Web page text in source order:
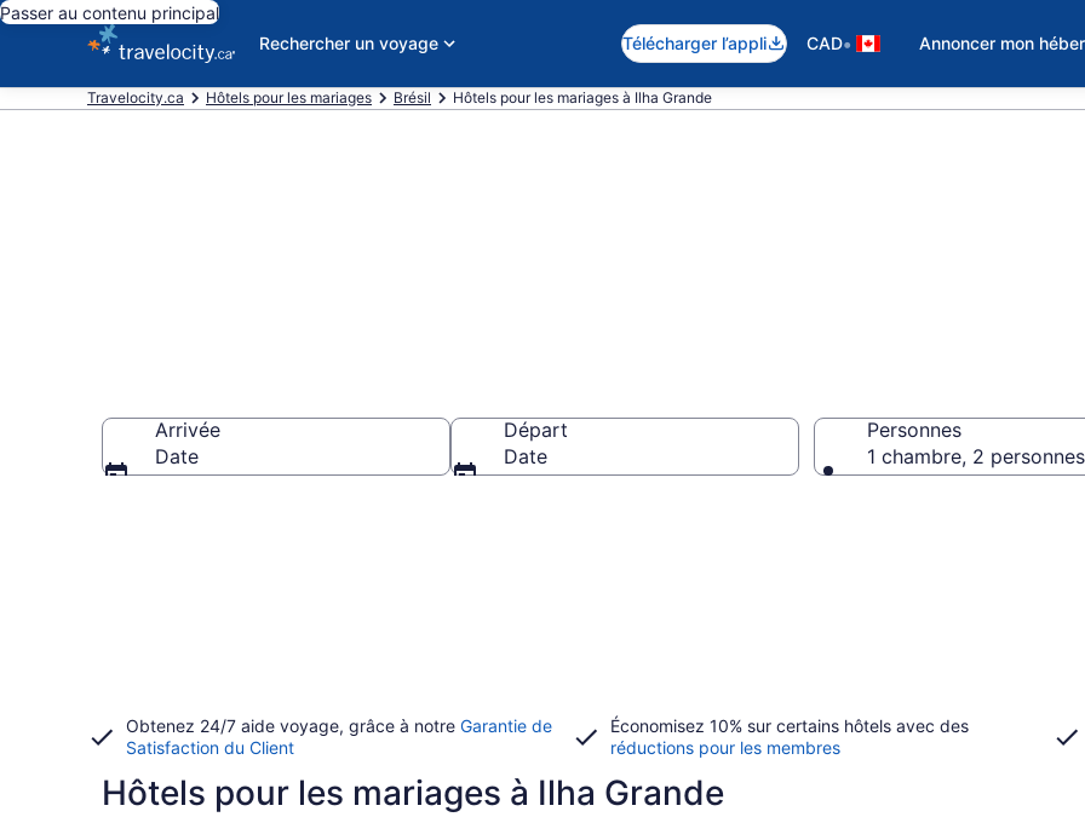
Passer au contenu principal
Rechercher un voyage
Télécharger l’appli CAD• Annoncer mon
Travelocity.ca Hôtels pour les mariages Brésil Hôtels pour les mariages à Ilha Grande
Arrivée
Date
Départ
Date
Personnes
1 chambre, 2 personnes
Obtenez 24/7 aide voyage, grâce à notre Garantie de
Satisfaction du Client
Économisez 10% sur certains hôtels avec des
réductions pour les membres
Hôtels pour les mariages à Ilha Grande